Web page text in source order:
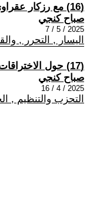
(16) مع رزكار عقراوي والذكاء الاصطناعي من جديد
صباح كنجي
2025 / 5 / 7
اليسار , التحرر ,
(17) حول الاختراقات الأمنية والاندساس في الحزب الشيوعي العراقي
صباح كنجي
2025 / 4 / 16
التحزب والتنظيم ,